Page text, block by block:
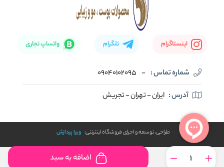
اضافه به سبد
اینستاگرام تلگرام واتساپ تجاری
شماره تماس : -
09040102095
آدرس : ایران - تهران - تجریش
طراحی، توسعه و اجرای فروشگاه اینترنتی: ویرا پردازش